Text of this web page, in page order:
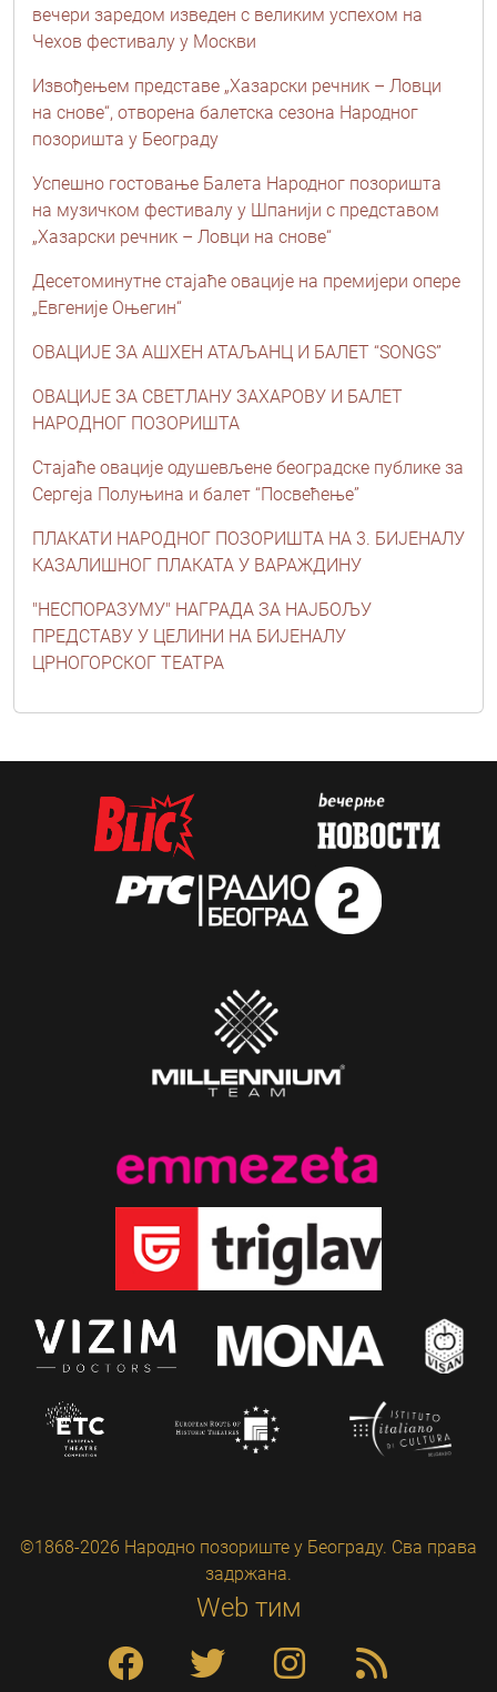
вечери заредом изведен с великим успехом на
Чехов фестивалу у Москви
Извођењем представе „Хазарски речник – Ловци
на снове“, отворена балетска сезона Народног
позоришта у Београду
Успешно гостовање Балета Народног позоришта
на музичком фестивалу у Шпанији с представом
„Хазарски речник – Ловци на снове“
Десетоминутне стајаће овације на премијери опере
„Евгеније Оњегин“
ОВАЦИЈЕ ЗА АШХЕН АТАЉАНЦ И БАЛЕТ “SONGS”
ОВАЦИЈЕ ЗА СВЕТЛАНУ ЗАХАРОВУ И БАЛЕТ
НАРОДНОГ ПОЗОРИШТА
Стајаће овације одушевљене београдске публике за
Сергеја Полуњина и балет “Посвећење”
ПЛАКАТИ НАРОДНОГ ПОЗОРИШТА НА 3. БИЈЕНАЛУ
КАЗАЛИШНОГ ПЛАКАТА У ВАРАЖДИНУ
"НЕСПОРАЗУМУ" НАГРАДA ЗА НАЈБОЉУ
ПРЕДСТАВУ У ЦЕЛИНИ НА БИЈЕНАЛУ
ЦРНОГОРСКОГ ТЕАТРА
©1868-2026 Народно позориште у Београду. Сва права
задржана.
Web тим